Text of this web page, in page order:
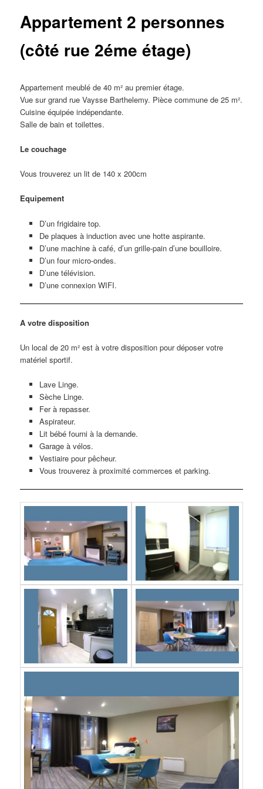
Appartement 2 personnes
(côté rue 2éme étage)
Appartement meublé de 40 m² au premier étage.
Vue sur grand rue Vaysse Barthelemy. Pièce commune de 25 m².
Cuisine équipée indépendante.
Salle de bain et toilettes.
Le couchage
Vous trouverez un lit de 140 x 200cm
Equipement
D’un frigidaire top.
De plaques à induction avec une hotte aspirante.
D’une machine à café, d’un grille-pain d’une bouilloire.
D’un four micro-ondes.
D’une télévision.
D’une connexion WIFI.
A votre disposition
Un local de 20 m² est à votre disposition pour déposer votre
matériel sportif.
Lave Linge.
Sèche Linge.
Fer à repasser.
Aspirateur.
Lit bébé fourni à la demande.
Garage à vélos.
Vestiaire pour pêcheur.
Vous trouverez à proximité commerces et parking.